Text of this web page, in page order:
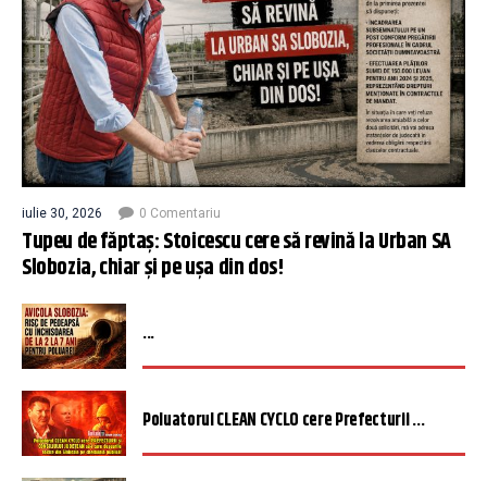
iulie 30, 2026 0 Comentariu
Tupeu de făptaș: Stoicescu cere să revină la Urban SA
Slobozia, chiar și pe ușa din dos!
...
Poluatorul CLEAN CYCLO cere Prefecturii ...